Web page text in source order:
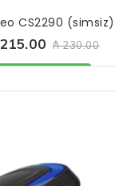
CS2290 (simsiz)
₼ 230.00
mövcüddur